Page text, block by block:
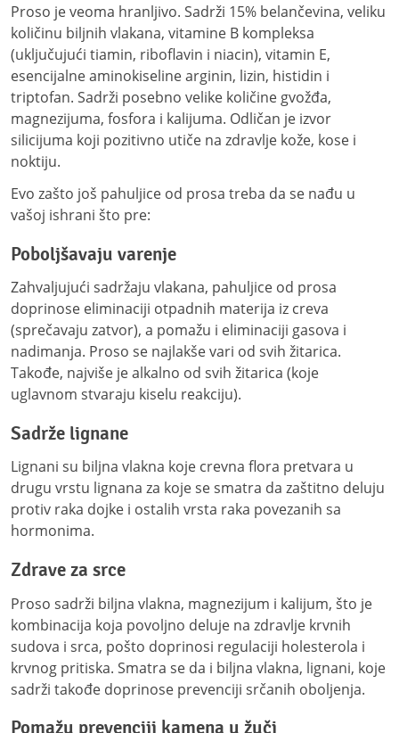
Proso je veoma hranljivo. Sadrži 15% belančevina, veliku
količinu biljnih vlakana, vitamine B kompleksa
(uključujući tiamin, riboflavin i niacin), vitamin E,
esencijalne aminokiseline arginin, lizin, histidin i
triptofan. Sadrži posebno velike količine gvožđa,
magnezijuma, fosfora i kalijuma. Odličan je izvor
silicijuma koji pozitivno utiče na zdravlje kože, kose i
noktiju.
Evo zašto još pahuljice od prosa treba da se nađu u
vašoj ishrani što pre:
Poboljšavaju varenje
Zahvaljujući sadržaju vlakana, pahuljice od prosa
doprinose eliminaciji otpadnih materija iz creva
(sprečavaju zatvor), a pomažu i eliminaciji gasova i
nadimanja. Proso se najlakše vari od svih žitarica.
Takođe, najviše je alkalno od svih žitarica (koje
uglavnom stvaraju kiselu reakciju).
Sadrže lignane
Lignani su biljna vlakna koje crevna flora pretvara u
drugu vrstu lignana za koje se smatra da zaštitno deluju
protiv raka dojke i ostalih vrsta raka povezanih sa
hormonima.
Zdrave za srce
Proso sadrži biljna vlakna, magnezijum i kalijum, što je
kombinacija koja povoljno deluje na zdravlje krvnih
sudova i srca, pošto doprinosi regulaciji holesterola i
krvnog pritiska. Smatra se da i biljna vlakna, lignani, koje
sadrži takođe doprinose prevenciji srčanih oboljenja.
Pomažu prevenciji kamena u žuči